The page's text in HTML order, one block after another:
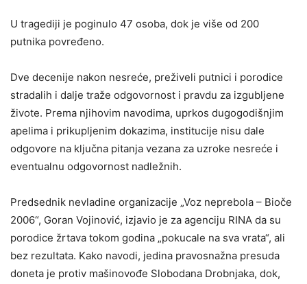
U tragediji je poginulo 47 osoba, dok je više od 200
putnika povređeno.
Dve decenije nakon nesreće, preživeli putnici i porodice
stradalih i dalje traže odgovornost i pravdu za izgubljene
živote. Prema njihovim navodima, uprkos dugogodišnjim
apelima i prikupljenim dokazima, institucije nisu dale
odgovore na ključna pitanja vezana za uzroke nesreće i
eventualnu odgovornost nadležnih.
Predsednik nevladine organizacije „Voz neprebola – Bioče
2006“, Goran Vojinović, izjavio je za agenciju RINA da su
porodice žrtava tokom godina „pokucale na sva vrata“, ali
bez rezultata. Kako navodi, jedina pravosnažna presuda
doneta je protiv mašinovođe Slobodana Drobnjaka, dok,